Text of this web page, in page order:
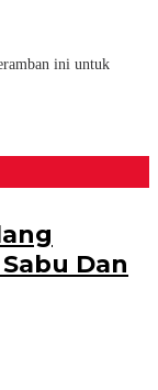
ini untuk
Dan